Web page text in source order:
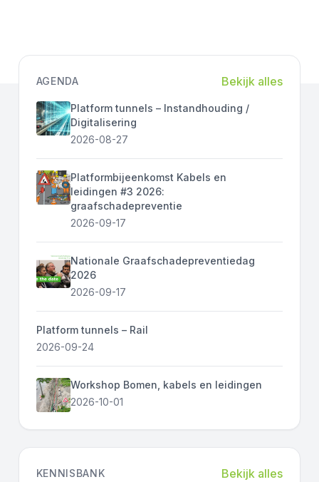
AGENDA Bekijk alles
Platform tunnels – Instandhouding /
Digitalisering
2026-08-27
Platformbijeenkomst Kabels en
leidingen #3 2026:
graafschadepreventie
2026-09-17
Nationale Graafschadepreventiedag
2026
2026-09-17
Platform tunnels – Rail
2026-09-24
Workshop Bomen, kabels en leidingen
2026-10-01
KENNISBANK Bekijk alles